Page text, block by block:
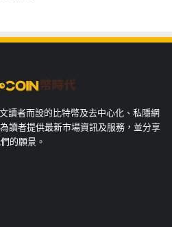
讀者而設的比特幣及去中心化、私隱網
讀者提供最新市場資訊及服務，並分享
的願景。